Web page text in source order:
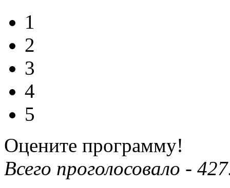
1
2
3
4
5
Оцените программу!
Всего проголосовало - 427